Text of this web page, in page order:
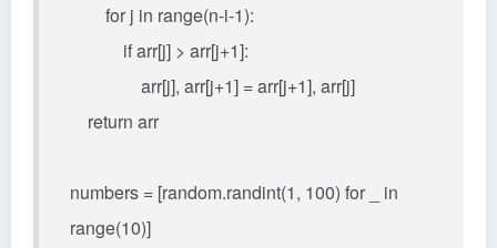
for j in range(n-i-1):
if arr[j] > arr[j+1]:
arr[j], arr[j+1] = arr[j+1], arr[j]
return arr
numbers = [random.randint(1, 100) for _ in
range(10)]